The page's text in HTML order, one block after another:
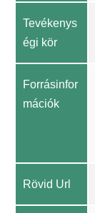
Tevékenys
égi kör
Forrásinfor
mációk
Rövid Url